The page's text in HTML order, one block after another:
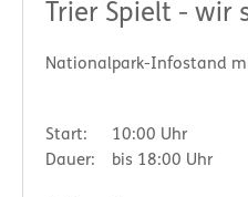
Trier Spielt - wir
Nationalpark-Infostand
Start:
10:00 Uhr
Dauer:
bis 18:00 Uhr